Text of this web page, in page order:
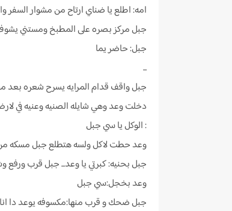
امه: اطلع يا ضناي ارتاح من مشوار السفر
جبل مركز بصره على المطبخ ومستني
جبل: حاضر يما
...
جبل واقف قدام المرايه يسرح شعره بعد
دخلت وعد وهي شايله الصنيه وعنيه في
: الوكل يا سي جبل
وعد حطت لاكل ولسه هتطلع جبل مسكه من
جبل بحنيه: كبرتي يا وعد... جبل قرب ورفع
وعد بخجل:سي جبل
جبل ضحك و قرب منها:مكسوفه يوعد دا انا